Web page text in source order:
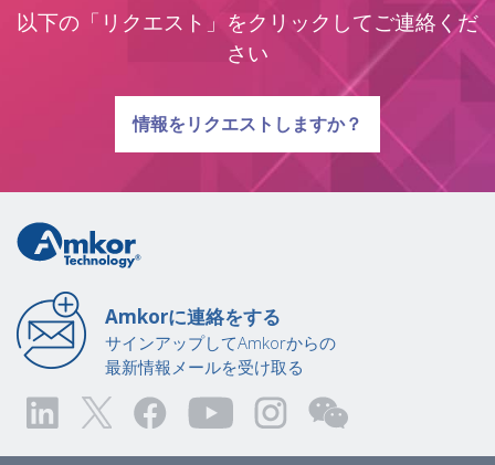
以下の「リクエスト」をクリックしてご連絡くだ
さい
質問に関する
情報をリクエストしますか？
Amkorに連絡をする
サインアップしてAmkorからの
最新情報メールを受け取る